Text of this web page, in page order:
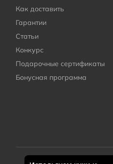
Как доставить
Гарантии
Статьи
Конкурс
Подарочные сертификаты
Бонусная программа